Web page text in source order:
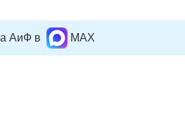
АиФ в MAX